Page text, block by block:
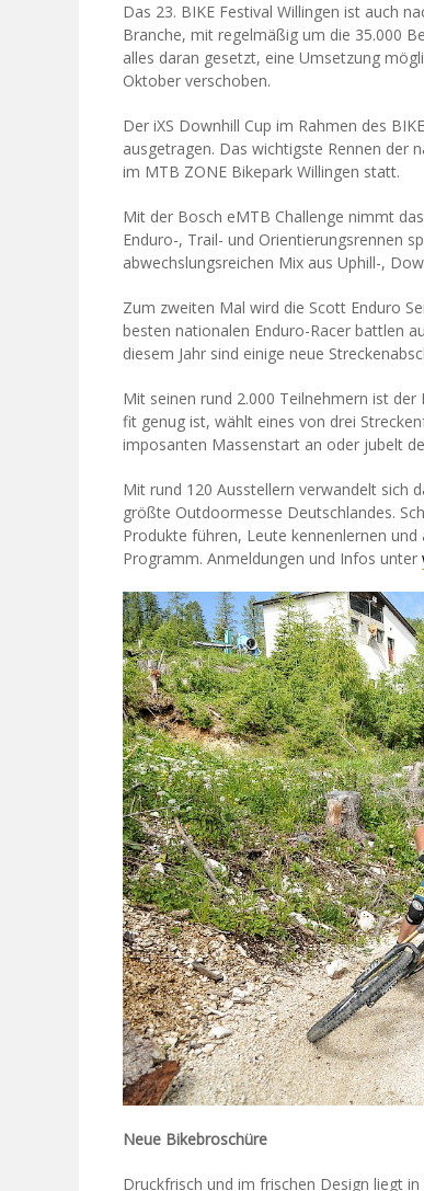
Das 23. BIKE Festival Willingen ist auch
Branche, mit regelmäßig um die 35.000
alles daran gesetzt, eine Umsetzung
Oktober verschoben.
Der iXS Downhill Cup im Rahmen des
ausgetragen. Das wichtigste Rennen der
im MTB ZONE Bikepark Willingen statt.
Mit der Bosch eMTB Challenge nimmt
Enduro-, Trail- und Orientierungsrennen
abwechslungsreichen Mix aus Uphill-,
Zum zweiten Mal wird die Scott Enduro
besten nationalen Enduro-Racer battlen
diesem Jahr sind einige neue
Mit seinen rund 2.000 Teilnehmern ist
fit genug ist, wählt eines von drei
imposanten Massenstart an oder jubelt
Mit rund 120 Ausstellern verwandelt sich
größte Outdoormesse Deutschlandes.
Produkte führen, Leute kennenlernen
Programm. Anmeldungen und Infos unter
Neue Bikebroschüre
Druckfrisch und im frischen Design liegt